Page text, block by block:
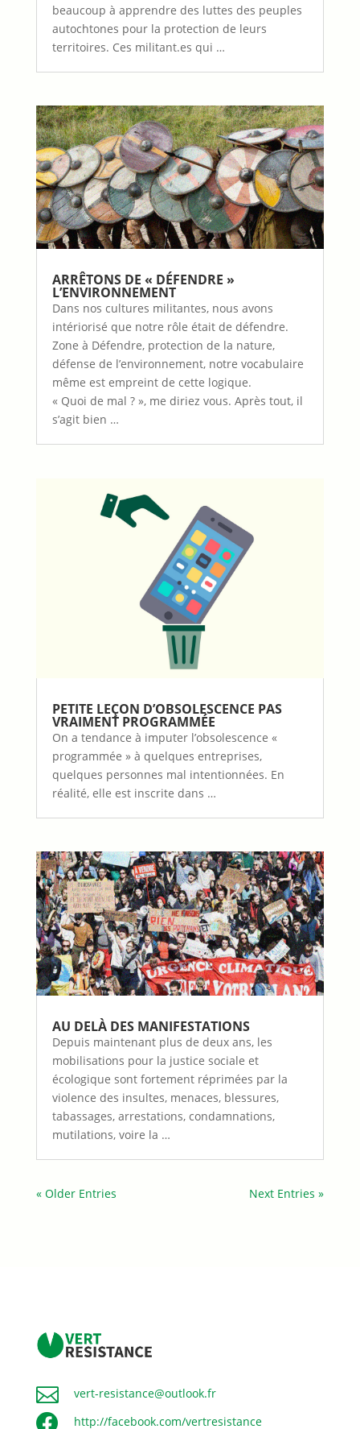
beaucoup à apprendre des luttes des peuples
autochtones pour la protection de leurs
territoires. Ces militant.es qui …
ARRÊTONS DE « DÉFENDRE »
L’ENVIRONNEMENT
Dans nos cultures militantes, nous avons
intériorisé que notre rôle était de défendre.
Zone à Défendre, protection de la nature,
défense de l’environnement, notre vocabulaire
même est empreint de cette logique.
« Quoi de mal ? », me diriez vous. Après tout, il
s’agit bien …
PETITE LEÇON D’OBSOLESCENCE PAS
VRAIMENT PROGRAMMÉE
On a tendance à imputer l’obsolescence «
programmée » à quelques entreprises,
quelques personnes mal intentionnées. En
réalité, elle est inscrite dans …
AU DELÀ DES MANIFESTATIONS
Depuis maintenant plus de deux ans, les
mobilisations pour la justice sociale et
écologique sont fortement réprimées par la
violence des insultes, menaces, blessures,
tabassages, arrestations, condamnations,
mutilations, voire la …
« Older Entries Next Entries »
 vert-resistance@outlook.fr
 http://facebook.com/vertresistance